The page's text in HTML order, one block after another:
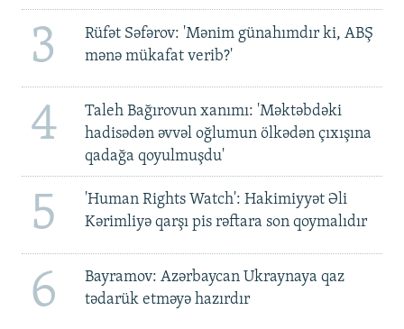
3
Rüfət Səfərov: 'Mənim günahımdır ki, ABŞ
mənə mükafat verib?'
4
Taleh Bağırovun xanımı: 'Məktəbdəki
hadisədən əvvəl oğlumun ölkədən çıxışına
qadağa qoyulmuşdu'
5
'Human Rights Watch': Hakimiyyət Əli
Kərimliyə qarşı pis rəftara son qoymalıdır
6
Bayramov: Azərbaycan Ukraynaya qaz
tədarük etməyə hazırdır